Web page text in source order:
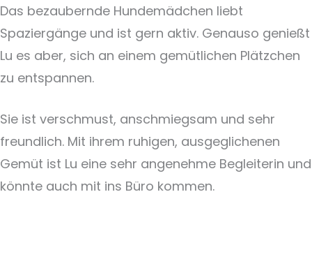
Das bezaubernde Hundemädchen liebt
Spaziergänge und ist gern aktiv. Genauso genießt
Lu es aber, sich an einem gemütlichen Plätzchen
zu entspannen.
Sie ist verschmust, anschmiegsam und sehr
freundlich. Mit ihrem ruhigen, ausgeglichenen
Gemüt ist Lu eine sehr angenehme Begleiterin und
könnte auch mit ins Büro kommen.